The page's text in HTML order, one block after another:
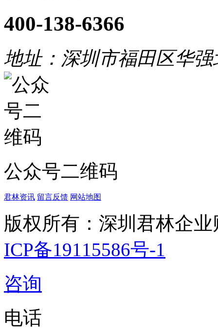
400-138-6366
地址：深圳市福田区华
公众号二维码
君林资讯 留言反馈 网站地图
版权所有：深圳君林企
ICP备19115586号-1
咨询
电话